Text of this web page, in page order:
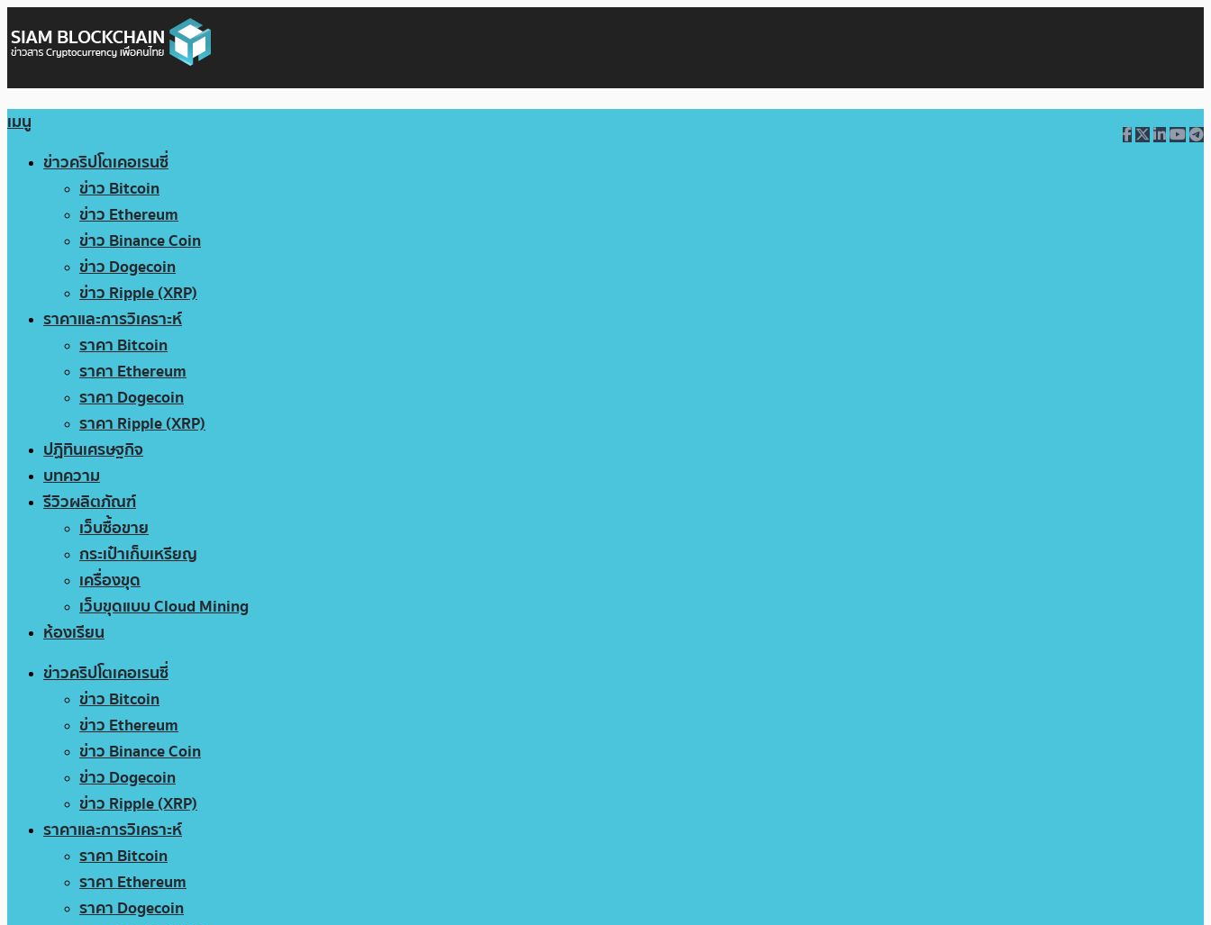
เมนู
ข่าวคริปโตเคอเรนซี่
ข่าว Bitcoin
ข่าว Ethereum
ข่าว Binance Coin
ข่าว Dogecoin
ข่าว Ripple (XRP)
ราคาและการวิเคราะห์
ราคา Bitcoin
ราคา Ethereum
ราคา Dogecoin
ราคา Ripple (XRP)
ปฏิทินเศรษฐกิจ
บทความ
รีวิวผลิตภัณฑ์
เว็บซื้อขาย
กระเป๋าเก็บเหรียญ
เครื่องขุด
เว็บขุดแบบ Cloud Mining
ห้องเรียน
ข่าวคริปโตเคอเรนซี่
ข่าว Bitcoin
ข่าว Ethereum
ข่าว Binance Coin
ข่าว Dogecoin
ข่าว Ripple (XRP)
ราคาและการวิเคราะห์
ราคา Bitcoin
ราคา Ethereum
ราคา Dogecoin